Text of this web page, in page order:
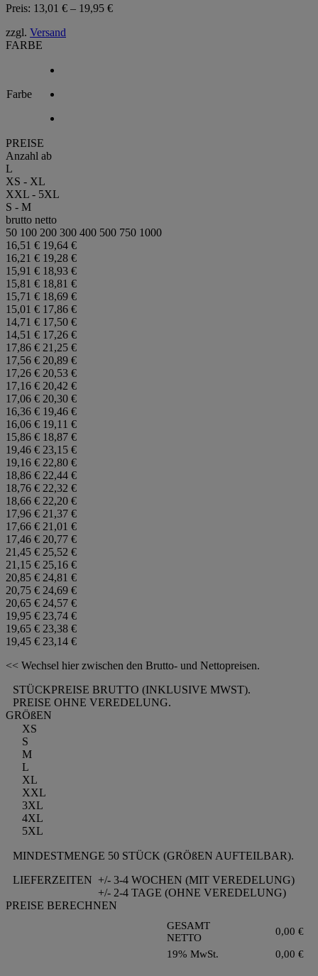
Preis: 13,01 € – 19,95 €Preisspanne:
zzgl. Versand
FARBE
Farbe
PREISE
Anzahl ab
L
XS - XL
XXL - 5XL
S - M
brutto netto
50 100 200 300 400 500 750 1000
16,51 € 19,64 €
16,21 € 19,28 €
15,91 € 18,93 €
15,81 € 18,81 €
15,71 € 18,69 €
15,01 € 17,86 €
14,71 € 17,50 €
14,51 € 17,26 €
17,86 € 21,25 €
17,56 € 20,89 €
17,26 € 20,53 €
17,16 € 20,42 €
17,06 € 20,30 €
16,36 € 19,46 €
16,06 € 19,11 €
15,86 € 18,87 €
19,46 € 23,15 €
19,16 € 22,80 €
18,86 € 22,44 €
18,76 € 22,32 €
18,66 € 22,20 €
17,96 € 21,37 €
17,66 € 21,01 €
17,46 € 20,77 €
21,45 € 25,52 €
21,15 € 25,16 €
20,85 € 24,81 €
20,75 € 24,69 €
20,65 € 24,57 €
19,95 € 23,74 €
19,65 € 23,38 €
19,45 € 23,14 €
<< Wechsel hier zwischen den Brutto- und Nettopreisen.
STÜCKPREISE BRUTTO (INKLUSIVE MWST).
PREISE OHNE VEREDELUNG.
GRÖßEN
XS
S
M
L
XL
XXL
3XL
4XL
5XL
MINDESTMENGE 50 STÜCK (GRÖßEN AUFTEILBAR).
LIEFERZEITEN +/- 3-4 WOCHEN (MIT VEREDELUNG)
+/- 2-4 TAGE (OHNE VEREDELUNG)
PREISE BERECHNEN
GESAMT
NETTO
0,00 €
19% MwSt.
0,00 €